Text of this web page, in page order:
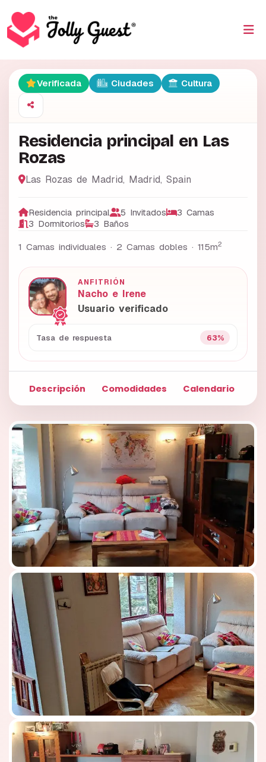
Verificada Ciudades Cultura
Residencia principal en Las
Rozas
Las Rozas de Madrid, Madrid, Spain
Residencia principal 5 Invitados
3 Camas
3 Dormitorios
3 Baños
1 Camas individuales · 2 Camas dobles · 115m2
ANFITRIÓN
Nacho e Irene
Usuario verificado
Tasa de respuesta 63%
Descripción Comodidades Calendario